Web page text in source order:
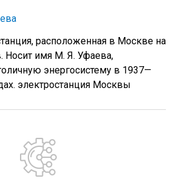
расположенная в Москве на
Носит имя М. Я. Уфаева,
энергосистему в 1937—
электростанция Москвы